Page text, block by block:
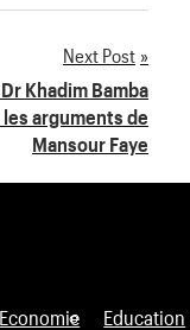
Next Post
Khadim Bamba
arguments de
Mansour Faye
Economie Education